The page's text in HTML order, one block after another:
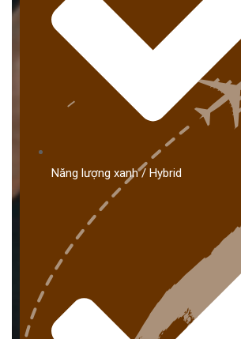
Năng lượng xanh / Hybrid